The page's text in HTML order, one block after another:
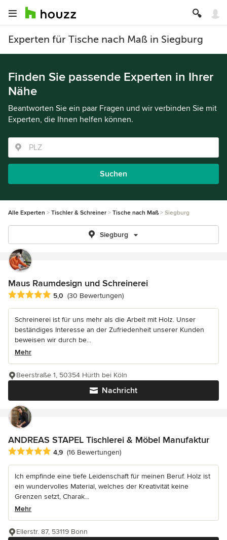
Experten für Tische nach Maß in Siegburg
Finden Sie passende Experten in Ihrer
Nähe
Beantworten Sie ein paar Fragen und wir verbinden Sie mit
Experten, die Ihnen helfen können.
Suchen
Alle Experten Tischler & Schreiner Tische nach Maß Siegburg
Siegburg
Maus Raumdesign und Schreinerei
Durchschnittliche Bewertung: 5 von 5 Sternen
5,0 (30 Bewertungen)
Schreinerei ist für uns mehr als die Arbeit mit Holz. Unser
beständiges Interesse an der Zufriedenheit unserer Kunden
beweisen wir durch be...
Mehr
Nachricht
Beerstraße 1, 50354 Hürth bei Köln
ANDREAS STAPEL Tischlerei & Möbel Manufaktur
Durchschnittliche Bewertung: 4.9 von 5 Sternen
4,9 (16 Bewertungen)
Ich empfinde eine tiefe Leidenschaft für meinen Beruf. Holz ist
ein wundervolles Material, welches der Kreativität keine
Grenzen setzt, Charak...
Mehr
Ellerstr. 87, 53119 Bonn